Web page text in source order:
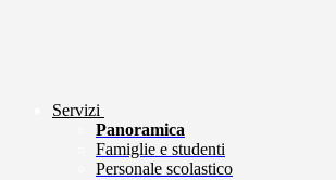
Servizi
Panoramica
Famiglie e studenti
Personale scolastico